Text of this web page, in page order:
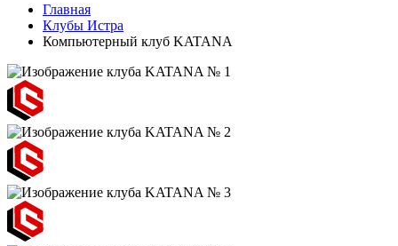
Главная
Клубы Истра
Компьютерный клуб KATANA